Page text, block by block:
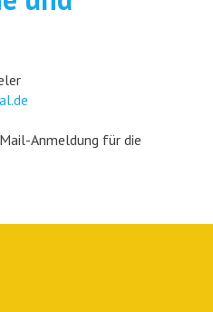
Anmeldung für die